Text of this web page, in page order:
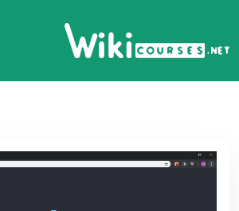
33
class name
34
dynamically